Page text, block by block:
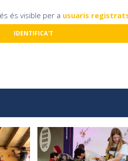
és visible per a usuaris
IDENTIFICA'T